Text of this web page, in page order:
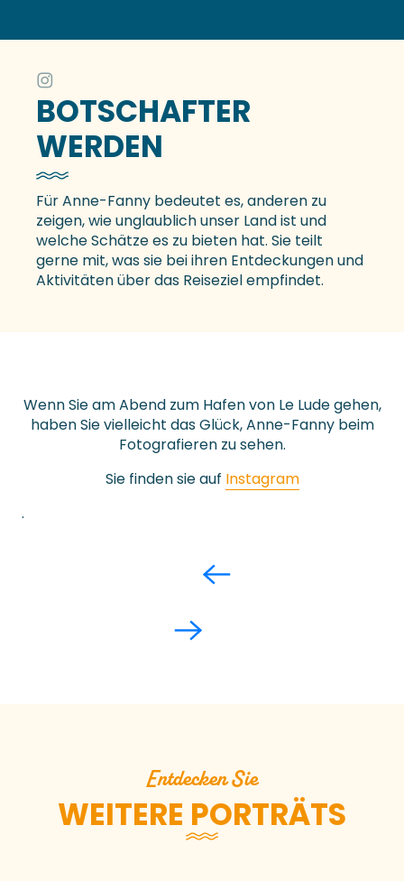
BOTSCHAFTER
WERDEN
Für Anne-Fanny bedeutet es, anderen zu
zeigen, wie unglaublich unser Land ist und
welche Schätze es zu bieten hat. Sie teilt
gerne mit, was sie bei ihren Entdeckungen und
Aktivitäten über das Reiseziel empfindet.
Wenn Sie am Abend zum Hafen von Le Lude gehen,
haben Sie vielleicht das Glück, Anne-Fanny beim
Fotografieren zu sehen.
Sie finden sie auf Instagram
.
Entdecken Sie
WEITERE PORTRÄTS